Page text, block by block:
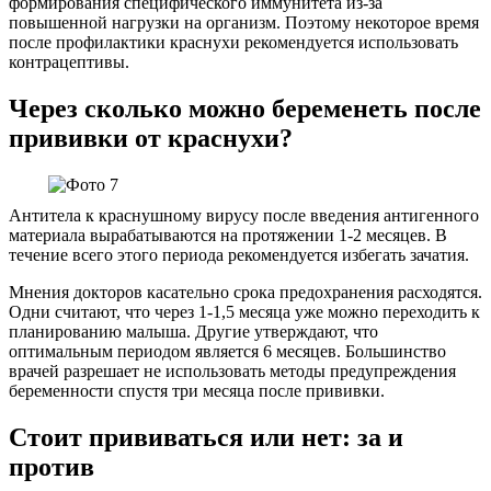
повышенной нагрузки на организм. Поэтому некоторое время
после профилактики краснухи рекомендуется использовать
контрацептивы.
Через сколько можно беременеть после
прививки от краснухи?
Антитела к краснушному вирусу после введения антигенного
материала вырабатываются на протяжении 1-2 месяцев. В
течение всего этого периода рекомендуется избегать зачатия.
Мнения докторов касательно срока предохранения расходятся.
Одни считают, что через 1-1,5 месяца уже можно переходить к
планированию малыша. Другие утверждают, что
оптимальным периодом является 6 месяцев. Большинство
врачей разрешает не использовать методы предупреждения
беременности спустя три месяца после прививки.
Стоит прививаться или нет: за и
против